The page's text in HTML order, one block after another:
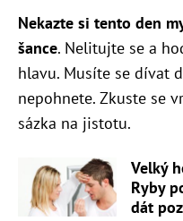
Nekazte si tento den
šance. Nelitujte se a
hlavu. Musíte se dívat
nepohnete. Zkuste se
sázka na jistotu.
Velký
Ryby
dát